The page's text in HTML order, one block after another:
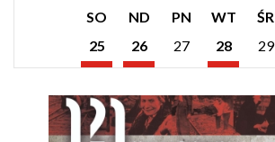
listę
dnia:
SO
25
Listopad
listę
dnia:
ND
26
Listopad
PN
27
listę
dnia:
WT
28
Listopad
ŚR
29